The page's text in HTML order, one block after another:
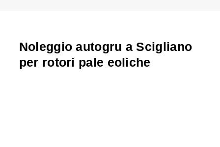
Noleggio autogru a Scigliano
per rotori pale eoliche